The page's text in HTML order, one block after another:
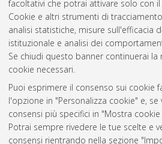
facoltativi che potrai attivare solo con
Cookie e altri strumenti di
analisi statistiche, misure sull'efficacia
istituzionale e analisi dei
Se chiudi questo banner continuerai la
cookie necessari.
Puoi esprimere il consenso sui cookie
l'opzione in "Personalizza cookie" e,
consensi più specifici in "Mostra
Potrai sempre rivedere le tue scelte e
consensi rientrando nella sezione
Questa lista e' stata generata il
Atom
Rss 1.0
Rss 2.0